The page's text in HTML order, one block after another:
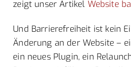
zeigt unser Artikel Website
Und Barrierefreiheit ist kein
Änderung an der Website –
ein neues Plugin, ein